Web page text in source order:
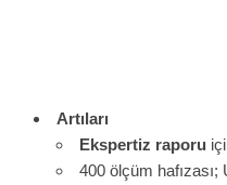
Artıları
Ekspertiz raporu
400 ölçüm hafızası;